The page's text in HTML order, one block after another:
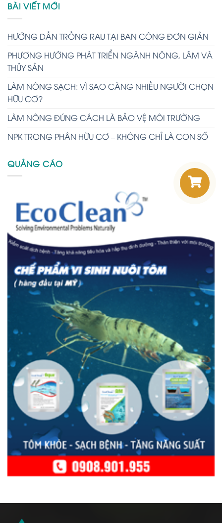
BÀI VIẾT MỚI
HƯỚNG DẪN TRỒNG RAU TẠI BAN CÔNG ĐƠN GIẢN
PHƯƠNG HƯỚNG PHÁT TRIỂN NGÀNH NÔNG, LÂM VÀ
THỦY SẢN
LÀM NÔNG SẠCH: VÌ SAO CÀNG NHIỀU NGƯỜI CHỌN
HỮU CƠ?
LÀM NÔNG ĐÚNG CÁCH LÀ BẢO VỆ MÔI TRƯỜNG
NPK TRONG PHÂN HỮU CƠ – KHÔNG CHỈ LÀ CON SỐ
QUẢNG CÁO